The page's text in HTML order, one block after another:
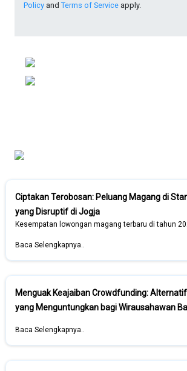
Policy and Terms of Service apply.
Ciptakan Terobosan: Peluang Magang di
yang Disruptif di Jogja
Kesempatan lowongan magang terbaru di tahun
Baca Selengkapnya..
Menguak Keajaiban Crowdfunding:
yang Menguntungkan bagi Wirausahawan
Baca Selengkapnya..